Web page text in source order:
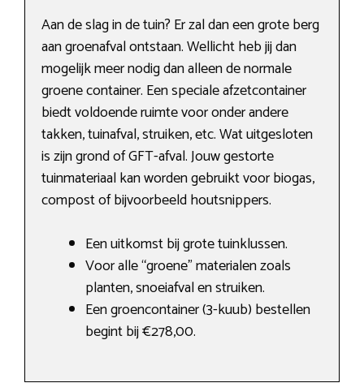
Aan de slag in de tuin? Er zal dan een grote berg
aan groenafval ontstaan. Wellicht heb jij dan
mogelijk meer nodig dan alleen de normale
groene container. Een speciale afzetcontainer
biedt voldoende ruimte voor onder andere
takken, tuinafval, struiken, etc. Wat uitgesloten
is zijn grond of GFT-afval. Jouw gestorte
tuinmateriaal kan worden gebruikt voor biogas,
compost of bijvoorbeeld houtsnippers.
Een uitkomst bij grote tuinklussen.
Voor alle “groene” materialen zoals
planten, snoeiafval en struiken.
Een groencontainer (3-kuub) bestellen
begint bij €278,00.